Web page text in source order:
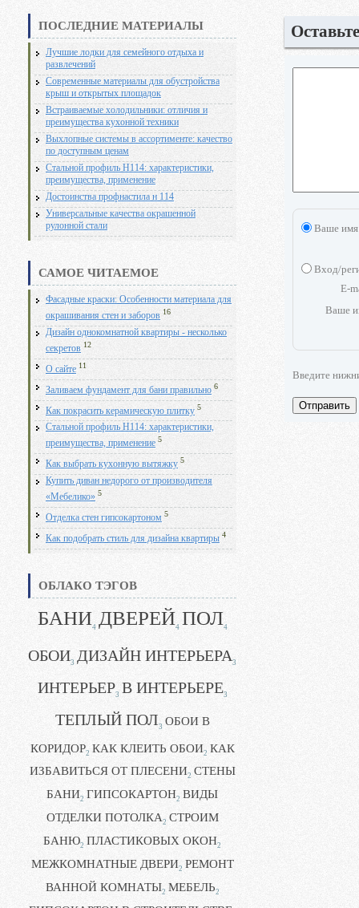
ПОСЛЕДНИЕ МАТЕРИАЛЫ
Лучшие лодки для семейного отдыха и
развлечений
Современные материалы для обустройства
крыш и открытых площадок
Встраиваемые холодильники: отличия и
преимущества кухонной техники
Выхлопные системы в ассортименте: качество
по доступным ценам
Стальной профиль Н114: характеристики,
преимущества, применение
Достоинства профнастила н 114
Универсальные качества окрашенной
рулонной стали
САМОЕ ЧИТАЕМОЕ
Фасадные краски: Особенности материала для
окрашивания стен и заборов 16
Дизайн однокомнатной квартиры - несколько
секретов 12
О сайте 11
Заливаем фундамент для бани правильно 6
Как покрасить керамическую плитку 5
Стальной профиль Н114: характеристики,
преимущества, применение 5
Как выбрать кухонную вытяжку 5
Купить диван недорого от производителя
«Мебелико» 5
Отделка стен гипсокартоном 5
Как подобрать стиль для дизайна квартиры 4
ОБЛАКО ТЭГОВ
БАНИ4 ДВЕРЕЙ4 ПОЛ4
ОБОИ3 ДИЗАЙН ИНТЕРЬЕРА3
ИНТЕРЬЕР3 В ИНТЕРЬЕРЕ3
ТЕПЛЫЙ ПОЛ3 ОБОИ В
КОРИДОР2 КАК КЛЕИТЬ ОБОИ2 КАК
ИЗБАВИТЬСЯ ОТ ПЛЕСЕНИ2 СТЕНЫ
БАНИ2 ГИПСОКАРТОН2 ВИДЫ
ОТДЕЛКИ ПОТОЛКА2 СТРОИМ
БАНЮ2 ПЛАСТИКОВЫХ ОКОН2
МЕЖКОМНАТНЫЕ ДВЕРИ2 РЕМОНТ
ВАННОЙ КОМНАТЫ2 МЕБЕЛЬ2
Ваше имя
Вход/
E-
Ваше
Введите
Отправить